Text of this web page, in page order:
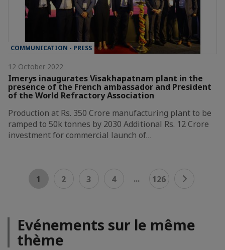
COMMUNICATION - PRESS
12 October 2022
Imerys inaugurates Visakhapatnam plant in the
presence of the French ambassador and President
of the World Refractory Association
Production at Rs. 350 Crore manufacturing plant to be
ramped to 50k tonnes by 2030 Additional Rs. 12 Crore
investment for commercial launch of…
1 2 3 4 ... 126
Evénements sur le même
thème